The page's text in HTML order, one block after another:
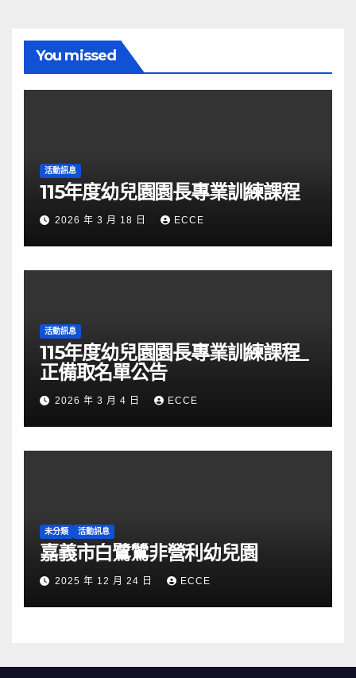
You missed
活動訊息
115年度幼兒園園長專業訓練課程
2026 年 3 月 18 日 ECCE
活動訊息
115年度幼兒園園長專業訓練課程_
正備取名單公告
2026 年 3 月 4 日 ECCE
未分類 活動訊息
嘉義市白鷺鷥非營利幼兒園
2025 年 12 月 24 日 ECCE